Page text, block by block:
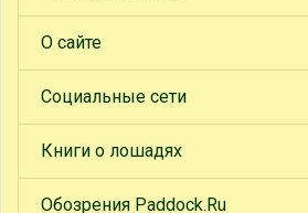
О сайте
Социальные сети
Книги о лошадях
Обозрения Paddock.Ru